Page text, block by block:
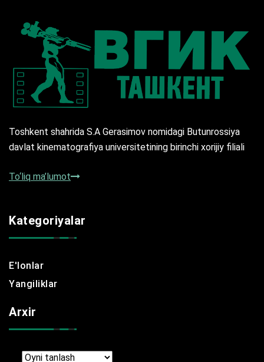
Toshkent shahrida S.A Gerasimov nomidagi Butunrossiya
davlat kinematografiya universitetining birinchi xorijiy filiali
To‘liq ma’lumot
Kategoriyalar
E'lonlar
Yangiliklar
Arxir
Arxir